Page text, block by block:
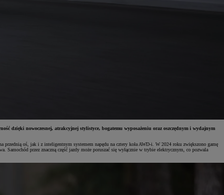
dzięki nowoczesnej, atrakcyjnej stylistyce, bogatemu wyposażeniu oraz oszczędnym i wydajnym
oś, jak i z inteligentnym systemem napędu na cztery koła AWD-i. W 2024 roku zwiększono gamę
przez znaczną część jazdy może poruszać się wyłącznie w trybie elektrycznym, co pozwala